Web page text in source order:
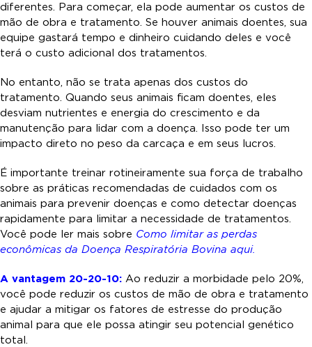
diferentes. Para começar, ela pode aumentar os custos de
mão de obra e tratamento. Se houver animais doentes, sua
equipe gastará tempo e dinheiro cuidando deles e você
terá o custo adicional dos tratamentos.
No entanto, não se trata apenas dos custos do
tratamento. Quando seus animais ficam doentes, eles
desviam nutrientes e energia do crescimento e da
manutenção para lidar com a doença. Isso pode ter um
impacto direto no peso da carcaça e em seus lucros.
É importante treinar rotineiramente sua força de trabalho
sobre as práticas recomendadas de cuidados com os
animais para prevenir doenças e como detectar doenças
rapidamente para limitar a necessidade de tratamentos.
Você pode ler mais sobre Como limitar as perdas
econômicas da Doença Respiratória Bovina aqui.
A vantagem 20-20-10: Ao reduzir a morbidade pelo 20%,
você pode reduzir os custos de mão de obra e tratamento
e ajudar a mitigar os fatores de estresse do produção
animal para que ele possa atingir seu potencial genético
total.